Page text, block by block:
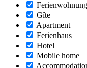
Ferienwohnung
Gîte
Apartment
Ferienhaus
Hotel
Mobile home